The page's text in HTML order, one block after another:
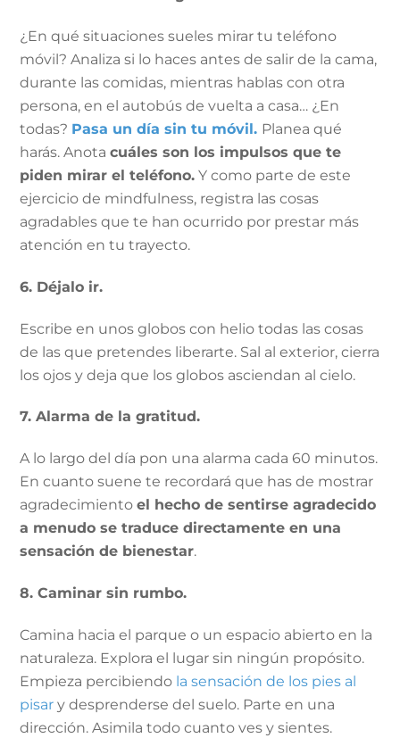
¿En qué situaciones sueles mirar tu teléfono
móvil? Analiza si lo haces antes de salir de la cama,
durante las comidas, mientras hablas con otra
persona, en el autobús de vuelta a casa… ¿En
todas? Pasa un día sin tu móvil. Planea qué
harás. Anotacuáles son los impulsos que te
piden mirar el teléfono. Y como parte de este
ejercicio de mindfulness, registra las cosas
agradables que te han ocurrido por prestar más
atención en tu trayecto.
6. Déjalo ir.
Escribe en unos globos con helio todas las cosas
de las que pretendes liberarte. Sal al exterior, cierra
los ojos y deja que los globos asciendan al cielo.
7. Alarma de la gratitud.
A lo largo del día pon una alarma cada 60 minutos.
En cuanto suene te recordará que has de mostrar
agradecimientoel hecho de sentirse agradecido
a menudo se traduce directamente en una
sensación de bienestar.
8. Caminar sin rumbo.
Camina hacia el parque o un espacio abierto en la
naturaleza. Explora el lugar sin ningún propósito.
Empieza percibiendo la sensación de los pies al
pisary desprenderse del suelo. Parte en una
dirección. Asimila todo cuanto ves y sientes.